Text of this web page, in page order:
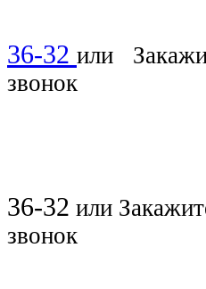
36-32 или
звонок
36-32 или
звонок